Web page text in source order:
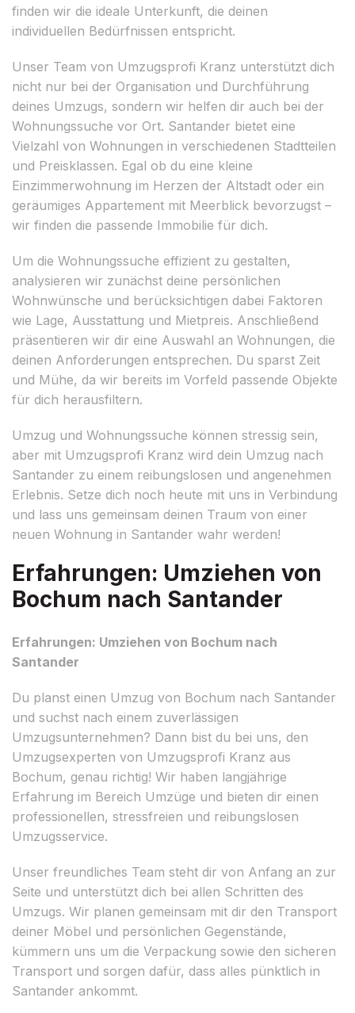
finden wir die ideale Unterkunft, die deinen
individuellen Bedürfnissen entspricht.
Unser Team von Umzugsprofi Kranz unterstützt dich
nicht nur bei der Organisation und Durchführung
deines Umzugs, sondern wir helfen dir auch bei der
Wohnungssuche vor Ort. Santander bietet eine
Vielzahl von Wohnungen in verschiedenen Stadtteilen
und Preisklassen. Egal ob du eine kleine
Einzimmerwohnung im Herzen der Altstadt oder ein
geräumiges Appartement mit Meerblick bevorzugst –
wir finden die passende Immobilie für dich.
Um die Wohnungssuche effizient zu gestalten,
analysieren wir zunächst deine persönlichen
Wohnwünsche und berücksichtigen dabei Faktoren
wie Lage, Ausstattung und Mietpreis. Anschließend
präsentieren wir dir eine Auswahl an Wohnungen, die
deinen Anforderungen entsprechen. Du sparst Zeit
und Mühe, da wir bereits im Vorfeld passende Objekte
für dich herausfiltern.
Umzug und Wohnungssuche können stressig sein,
aber mit Umzugsprofi Kranz wird dein Umzug nach
Santander zu einem reibungslosen und angenehmen
Erlebnis. Setze dich noch heute mit uns in Verbindung
und lass uns gemeinsam deinen Traum von einer
neuen Wohnung in Santander wahr werden!
Erfahrungen: Umziehen von
Bochum nach Santander
Erfahrungen: Umziehen von Bochum nach
Santander
Du planst einen Umzug von Bochum nach Santander
und suchst nach einem zuverlässigen
Umzugsunternehmen? Dann bist du bei uns, den
Umzugsexperten von Umzugsprofi Kranz aus
Bochum, genau richtig! Wir haben langjährige
Erfahrung im Bereich Umzüge und bieten dir einen
professionellen, stressfreien und reibungslosen
Umzugsservice.
Unser freundliches Team steht dir von Anfang an zur
Seite und unterstützt dich bei allen Schritten des
Umzugs. Wir planen gemeinsam mit dir den Transport
deiner Möbel und persönlichen Gegenstände,
kümmern uns um die Verpackung sowie den sicheren
Transport und sorgen dafür, dass alles pünktlich in
Santander ankommt.